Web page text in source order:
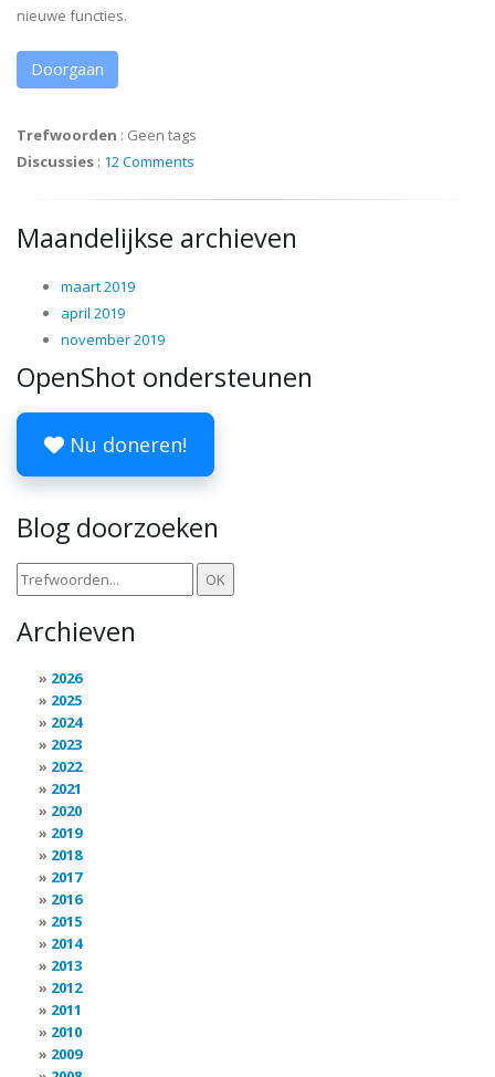
nieuwe functies.
Doorgaan
Trefwoorden : Geen tags
Discussies : 12 Comments
Maandelijkse archieven
maart 2019
april 2019
november 2019
OpenShot ondersteunen
Nu doneren!
Blog doorzoeken
Archieven
2026
2025
2024
2023
2022
2021
2020
2019
2018
2017
2016
2015
2014
2013
2012
2011
2010
2009